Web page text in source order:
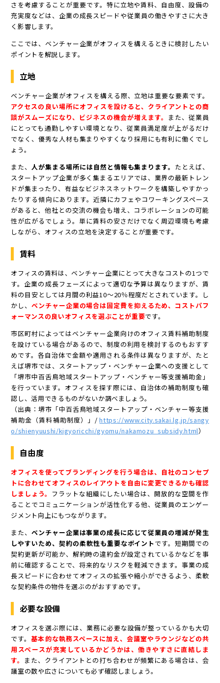
さを考慮することが重要です。特に立地や賃料、自由度、設備の
充実度などは、企業の成長スピードや従業員の働きやすさに大き
く影響します。
ここでは、ベンチャー企業がオフィスを構えるときに検討したい
ポイントを解説します。
立地
ベンチャー企業がオフィスを構える際、立地は重要な要素です。
アクセスの良い場所にオフィスを設けると、クライアントとの商
談がスムーズになり、ビジネスの機会が増えます。
また、従業員
にとっても通勤しやすい環境となり、従業員満足度が上がるだけ
でなく、優秀な人材も集まりやすくなり採用にも有利に働くでし
ょう。
また、人が集まる場所には自然と情報も集まります。 たとえば、
スタートアップ企業が多く集まるエリアでは、業界の最新トレン
ドが集まったり、有益なビジネスネットワークを構築しやすかっ
たりする傾向にあります。近隣にカフェやコワーキングスペース
があると、他社との交流の機会も増え、コラボレーションの可能
性が広がるでしょう。単に賃料の安さだけでなく周辺環境も考慮
しながら、オフィスの立地を決定することが重要です。
賃料
オフィスの賃料は、ベンチャー企業にとって大きなコストの1つで
す。企業の成長フェーズによって適切な予算は異なりますが、賃
料の目安としては月間の利益10〜20％程度だとされています。し
かし、ベンチャー企業の場合は固定費を抑えるため、コストパフ
ォーマンスの良いオフィスを選ぶことが重要です。
市区町村によってはベンチャー企業向けのオフィス賃料補助制度
を設けている場合があるので、制度の利用を検討するのもおすす
めです。各自治体で金額や適用される条件は異なりますが、たと
えば堺市では、スタートアップ・ベンチャー企業への支援として
「堺市中百舌鳥地域スタートアップ・ベンチャー等支援補助金」
を行っています。オフィスを探す際には、自治体の補助制度も確
認し、活用できるものがないか調べましょう。
（出典：堺市「中百舌鳥地域スタートアップ・ベンチャー等支援
補助金（賃料補助制度）」/https://www.city.sakai.lg.jp/sangy
o/shienyuushi/kigyoricchi/gyomu/nakamozu_subsidy.html）
自由度
オフィスを使ってブランディングを行う場合は、自社のコンセプ
トに合わせてオフィスのレイアウトを自由に変更できるかも確認
しましょう。 フラットな組織にしたい場合は、開放的な空間を作
ることでコミュニケーションが活性化する他、従業員のエンゲー
ジメント向上にもつながります。
また、ベンチャー企業は事業の成長に応じて従業員の増減が発生
しやすいため、契約の柔軟性も重要なポイントです。短期間での
契約更新が可能か、解約時の違約金が設定されているかなどを事
前に確認することで、将来的なリスクを軽減できます。事業の成
長スピードに合わせてオフィスの拡張や縮小ができるよう、柔軟
な契約条件の物件を選ぶのがおすすめです。
必要な設備
オフィスを選ぶ際には、業務に必要な設備が整っているかも大切
です。基本的な執務スペースに加え、会議室やラウンジなどの共
用スペースが充実しているかどうかは、働きやすさに直結しま
す。 また、クライアントとの打ち合わせが頻繁にある場合は、会
議室の数や広さについても必ず確認しましょう。